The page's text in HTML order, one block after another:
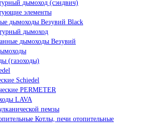
дымоход (сэндвич)
элементы
дымоходы Везувий Black
дымоход
дымоходы Везувий
(газоходы)
Schiedel
PERMETER
LAVA
пемзы
Котлы, печи отопительные